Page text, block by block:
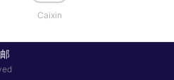
Caixin